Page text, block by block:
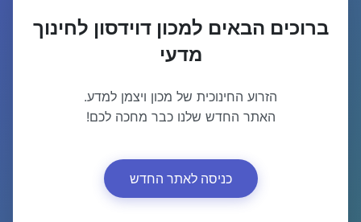
ברוכים הבאים למכון דוידסון לחינוך
מדעי
הזרוע החינוכית של מכון ויצמן למדע.
האתר החדש שלנו כבר מחכה לכם!
כניסה לאתר החדש